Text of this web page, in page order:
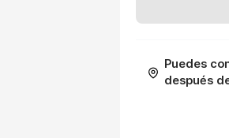
Puedes
después